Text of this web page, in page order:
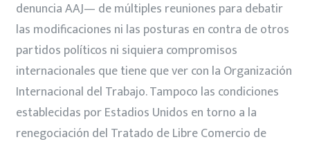
denuncia AAJ— de múltiples reuniones para debatir
las modificaciones ni las posturas en contra de otros
partidos políticos ni siquiera compromisos
internacionales que tiene que ver con la Organización
Internacional del Trabajo. Tampoco las condiciones
establecidas por Estadios Unidos en torno a la
renegociación del Tratado de Libre Comercio de